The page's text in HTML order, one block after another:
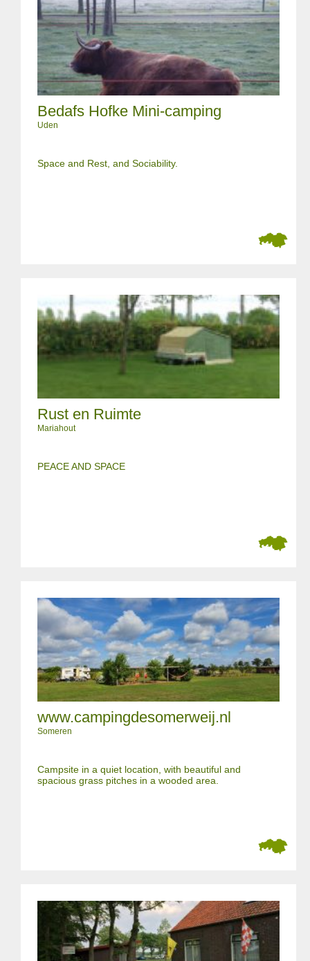
Bedafs Hofke Mini-camping
Uden
Space and Rest, and Sociability.
Rust en Ruimte
Mariahout
PEACE AND SPACE
www.campingdesomerweij.nl
Someren
Campsite in a quiet location, with beautiful and
spacious grass pitches in a wooded area.